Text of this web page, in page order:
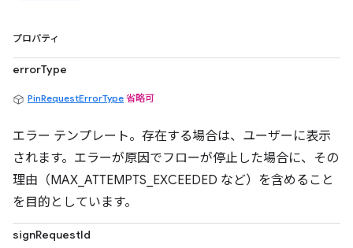
プロパティ
errorType
PinRequestErrorType 省略可
エラー テンプレート。存在する場合は、ユーザーに表示
されます。エラーが原因でフローが停止した場合に、その
理由（MAX_ATTEMPTS_EXCEEDED など）を含めること
を目的としています。
signRequestId